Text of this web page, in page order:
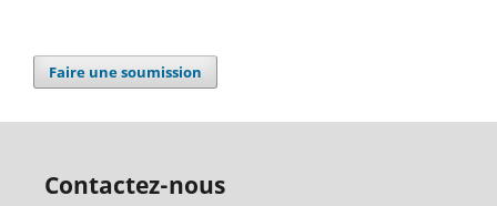
Faire une soumission
Contactez-nous